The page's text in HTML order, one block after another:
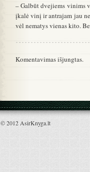
– Galbūt dvejiems vinims
įkalė vinį ir antrajam jau
vėl nematys vienas kito.
Komentavimas išjungtas.
© 2012 AsirKnyga.lt